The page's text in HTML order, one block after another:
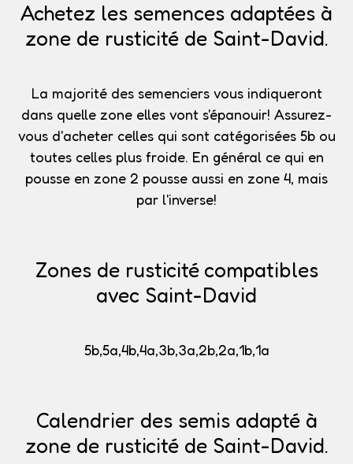
Achetez les semences adaptées à
zone de rusticité de Saint-David.
La majorité des semenciers vous indiqueront
dans quelle zone elles vont s'épanouir! Assurez-
vous d'acheter celles qui sont catégorisées 5bou
toutes celles plus froide. En général ce qui en
pousse en zone 2 pousse aussi en zone 4, mais
par l'inverse!
Zones de rusticité compatibles
avec Saint-David
5b,5a,4b,4a,3b,3a,2b,2a,1b,1a
Calendrier des semis adapté à
zone de rusticité de Saint-David.